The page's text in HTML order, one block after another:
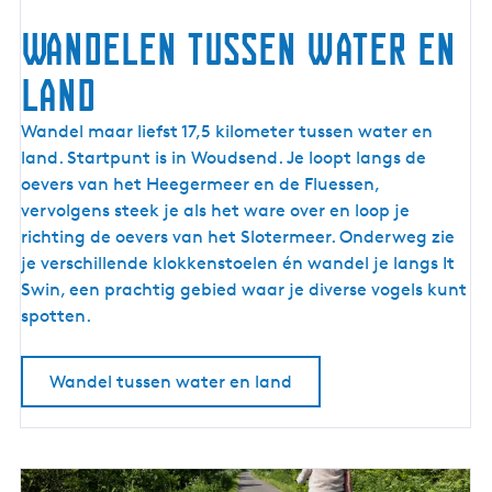
Wandelen tussen water en
land
W
a
n
d
e
l
e
n
n
Wandel maar liefst 17,5 kilometer tussen water en
land. Startpunt is in Woudsend. Je loopt langs de
oevers van het Heegermeer en de Fluessen,
vervolgens steek je als het ware over en loop je
richting de oevers van het Slotermeer. Onderweg zie
je verschillende klokkenstoelen én wandel je langs It
Swin, een prachtig gebied waar je diverse vogels kunt
spotten.
Wandel tussen water en land